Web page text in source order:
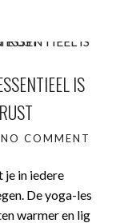
IS
NO COMMENT
je in iedere
De yoga-les
warmer en lig